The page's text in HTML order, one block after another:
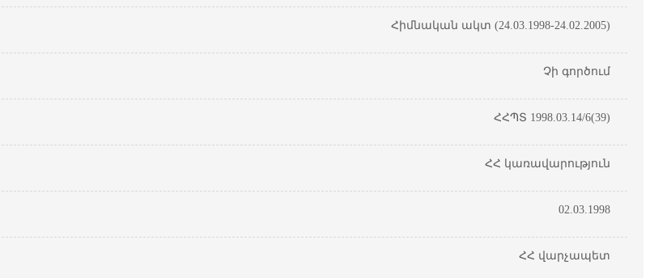
Հիմնական ակտ (24.03.1998-24.02.2005)
Չի գործում
ՀՀՊՏ 1998.03.14/6(39)
ՀՀ կառավարություն
02.03.1998
ՀՀ վարչապետ